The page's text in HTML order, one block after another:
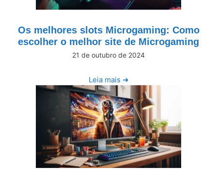
Os melhores slots Microgaming: Como
escolher o melhor site de Microgaming
21 de outubro de 2024
Leia mais ➜